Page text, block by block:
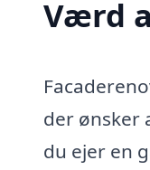
Værd
der ønsker
du ejer en